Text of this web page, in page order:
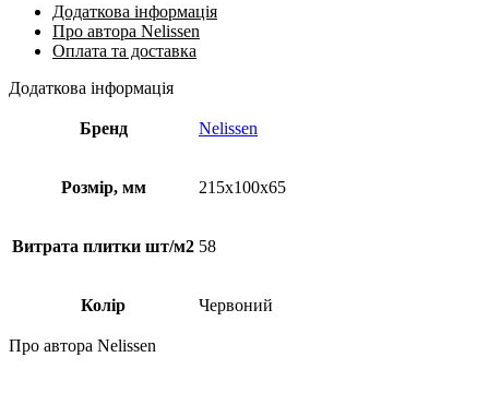
Додаткова інформація
Про автора Nelissen
Оплата та доставка
Додаткова інформація
Бренд Nelissen
Розмір, мм 215х100х65
Витрата плитки шт/м2 58
Колір Червоний
Про автора Nelissen